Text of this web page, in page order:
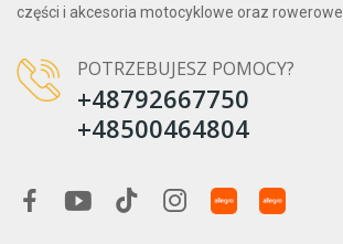
części i akcesoria motocyklowe oraz rowerowe.
POTRZEBUJESZ POMOCY?
+48792667750
+48500464804